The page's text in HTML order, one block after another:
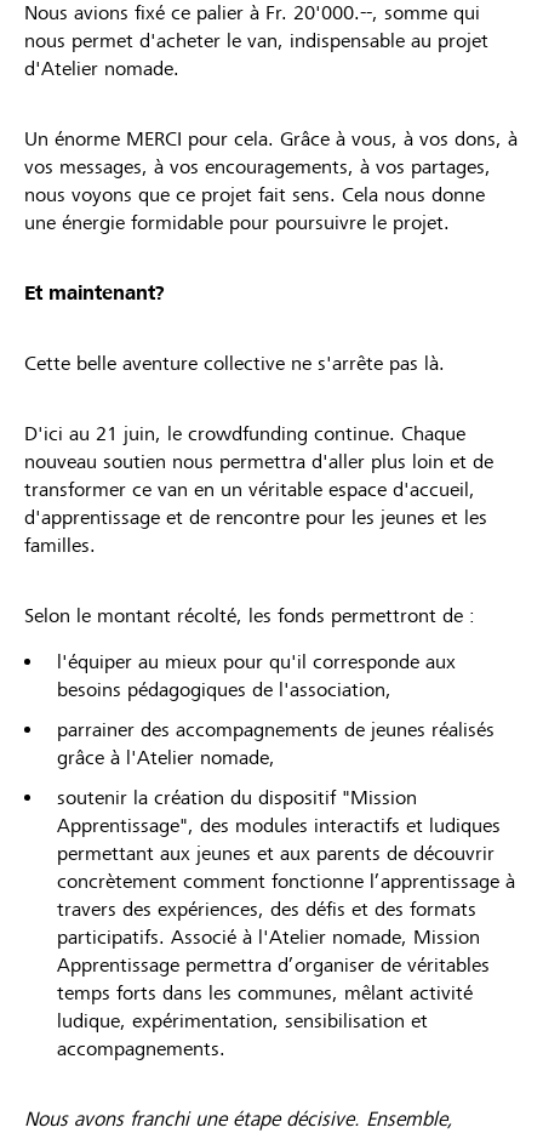
Nous avions fixé ce palier à Fr. 20'000.--, somme qui
nous permet d'acheter le van, indispensable au projet
d'Atelier nomade.
Un énorme MERCI pour cela. Grâce à vous, à vos dons, à
vos messages, à vos encouragements, à vos partages,
nous voyons que ce projet fait sens. Cela nous donne
une énergie formidable pour poursuivre le projet.
Et maintenant?
Cette belle aventure collective ne s'arrête pas là.
D'ici au 21 juin, le crowdfunding continue. Chaque
nouveau soutien nous permettra d'aller plus loin et de
transformer ce van en un véritable espace d'accueil,
d'apprentissage et de rencontre pour les jeunes et les
familles.
Selon le montant récolté, les fonds permettront de :
l'équiper au mieux pour qu'il corresponde aux
besoins pédagogiques de l'association,
parrainer des accompagnements de jeunes réalisés
grâce à l'Atelier nomade,
soutenir la création du dispositif "Mission
Apprentissage", des modules interactifs et ludiques
permettant aux jeunes et aux parents de découvrir
concrètement comment fonctionne l’apprentissage à
travers des expériences, des défis et des formats
participatifs. Associé à l'Atelier nomade, Mission
Apprentissage permettra d’organiser de véritables
temps forts dans les communes, mêlant activité
ludique, expérimentation, sensibilisation et
accompagnements.
Nous avons franchi une étape décisive. Ensemble,